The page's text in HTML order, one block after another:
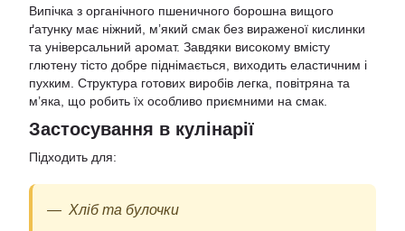
Випічка з органічного пшеничного борошна вищого
ґатунку має ніжний, м’який смак без вираженої кислинки
та універсальний аромат. Завдяки високому вмісту
глютену тісто добре піднімається, виходить еластичним і
пухким. Структура готових виробів легка, повітряна та
м’яка, що робить їх особливо приємними на смак.
Застосування в кулінарії
Підходить для:
Хліб та булочки